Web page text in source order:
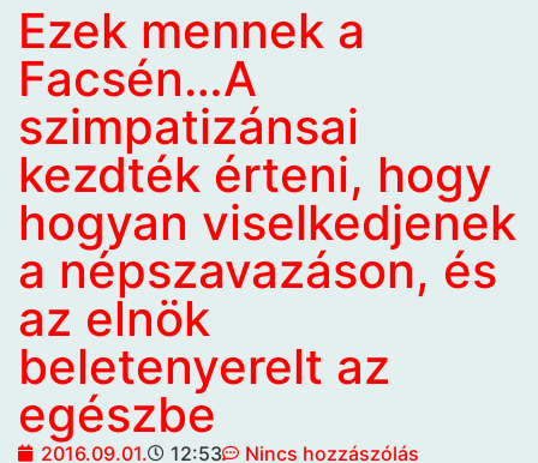
Ezek mennek a
Facsén…A
szimpatizánsai
kezdték érteni, hogy
hogyan viselkedjenek
a népszavazáson, és
az elnök
beletenyerelt az
egészbe
2016.09.01. 12:53
Nincs hozzászólás